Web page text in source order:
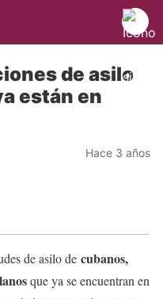
de asilo
están en
Hace 3 años
de asilo de cubanos,
que ya se encuentran en